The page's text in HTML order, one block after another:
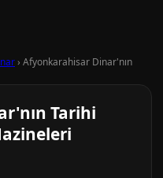
› Afyonkarahisar Dinar'nın
Tarihi